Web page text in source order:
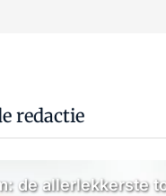
redactie
de allerlekkerste